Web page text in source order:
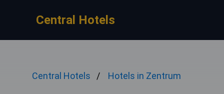
Central Hotels
Central Hotels Hotels in Zentrum